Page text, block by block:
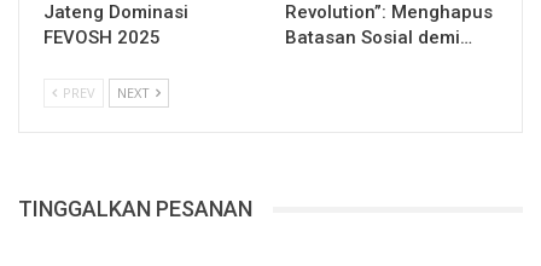
Jateng Dominasi
FEVOSH 2025
Revolution”: Menghapus
Batasan Sosial demi…
PREV NEXT
TINGGALKAN PESANAN